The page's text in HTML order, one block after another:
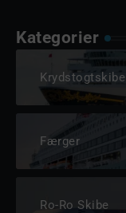
Kategorier
Krydstogtskibe
Færger
Ro-Ro Skibe